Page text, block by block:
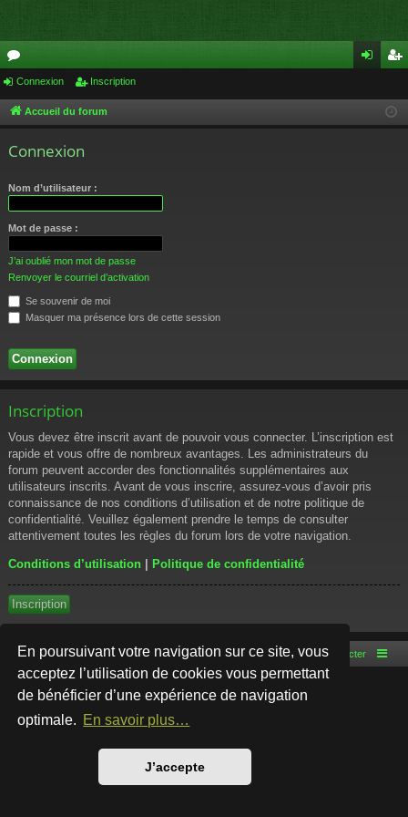
En poursuivant votre navigation sur ce site, vous
acceptez l’utilisation de cookies vous permettant
de bénéficier d’une expérience de navigation
optimale. En savoir plus…
J’accepte
or
u cri
Connexion Inscription
Accueil du forum
Connexion
Nom d’utilisateur :
Mot de passe :
J’ai oublié mon mot de passe
Renvoyer le courriel d’activation
Se souvenir de moi
Masquer ma présence lors de cette session
Inscription
Vous devez être inscrit avant de pouvoir vous connecter. L’inscription est
rapide et vous offre de nombreux avantages. Les administrateurs du
forum peuvent accorder des fonctionnalités supplémentaires aux
utilisateurs inscrits. Avant de vous inscrire, assurez-vous d’avoir pris
connaissance de nos conditions d’utilisation et de notre politique de
confidentialité. Veuillez également prendre le temps de consulter
attentivement toutes les règles du forum lors de votre navigation.
Conditions d’utilisation | Politique de confidentialité
Inscription
Accueil du forum Nous contacter
Développé parphpBB® Forum Software © phpBB Limited
Style par
Traduction française officielle